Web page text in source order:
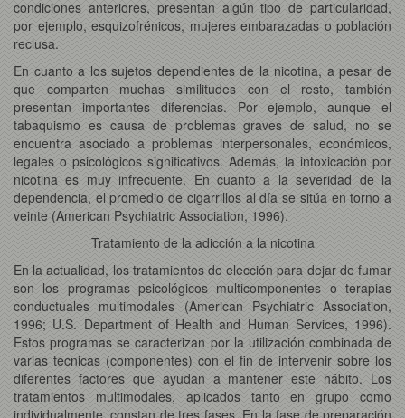
condiciones anteriores, presentan algún tipo de particularidad,
por ejemplo, esquizofrénicos, mujeres embarazadas o población
reclusa.
En cuanto a los sujetos dependientes de la nicotina, a pesar de
que comparten muchas similitudes con el resto, también
presentan importantes diferencias. Por ejemplo, aunque el
tabaquismo es causa de problemas graves de salud, no se
encuentra asociado a problemas interpersonales, económicos,
legales o psicológicos significativos. Además, la intoxicación por
nicotina es muy infrecuente. En cuanto a la severidad de la
dependencia, el promedio de cigarrillos al día se sitúa en torno a
veinte (American Psychiatric Association, 1996).
Tratamiento de la adicción a la nicotina
En la actualidad, los tratamientos de elección para dejar de fumar
son los programas psicológicos multicomponentes o terapias
conductuales multimodales (American Psychiatric Association,
1996; U.S. Department of Health and Human Services, 1996).
Estos programas se caracterizan por la utilización combinada de
varias técnicas (componentes) con el fin de intervenir sobre los
diferentes factores que ayudan a mantener este hábito. Los
tratamientos multimodales, aplicados tanto en grupo como
individualmente, constan de tres fases. En la fase de preparación